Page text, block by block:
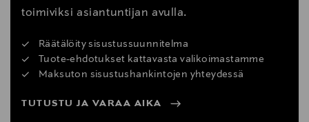
toimiviksi asiantuntijan avulla.
Räätälöity sisustussuunnitelma
Tuote-ehdotukset kattavasta valikoimastamme
Maksuton sisustushankintojen yhteydessä
TUTUSTU JA VARAA AIKA